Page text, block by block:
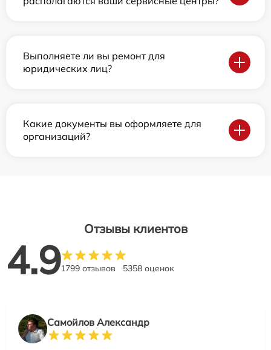
Выполняете ли вы ремонт для
юридических лиц?
Какие документы вы оформляете для
организаций?
Отзывы клиентов
4.91799 отзывов 5358 оценок
Самойлов Александр